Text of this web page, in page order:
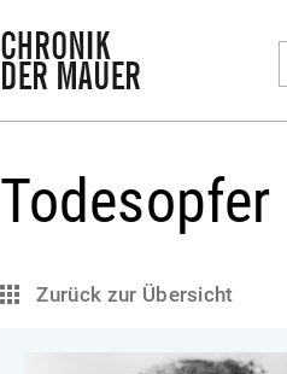
Todesopfer
Zurück zur Übersicht